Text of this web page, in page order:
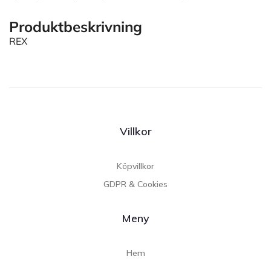
Produktbeskrivning
REX
Villkor
Köpvillkor
GDPR & Cookies
Meny
Hem